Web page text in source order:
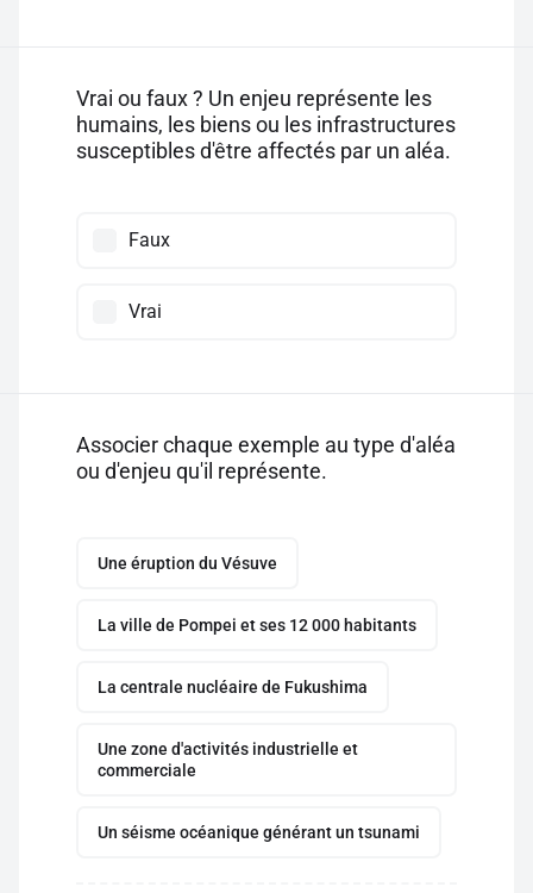
Vrai ou faux ? Un enjeu représente les
humains, les biens ou les infrastructures
susceptibles d'être affectés par un aléa.
Faux
Vrai
Associer chaque exemple au type d'aléa
ou d'enjeu qu'il représente.
Une éruption du Vésuve
La ville de Pompei et ses 12 000 habitants
La centrale nucléaire de Fukushima
Une zone d'activités industrielle et
commerciale
Un séisme océanique générant un tsunami